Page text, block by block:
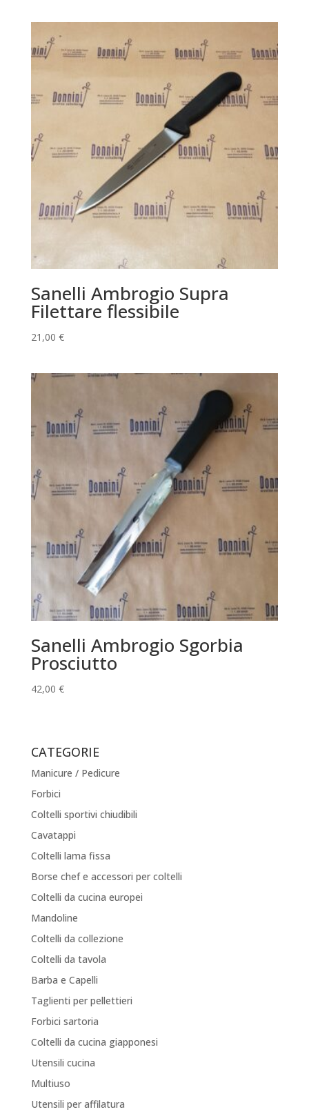
Sanelli Ambrogio Supra
Filettare flessibile
21,00 €
Sanelli Ambrogio Sgorbia
Prosciutto
42,00 €
CATEGORIE
Manicure / Pedicure
Forbici
Coltelli sportivi chiudibili
Cavatappi
Coltelli lama fissa
Borse chef e accessori per coltelli
Coltelli da cucina europei
Mandoline
Coltelli da collezione
Coltelli da tavola
Barba e Capelli
Taglienti per pellettieri
Forbici sartoria
Coltelli da cucina giapponesi
Utensili cucina
Multiuso
Utensili per affilatura